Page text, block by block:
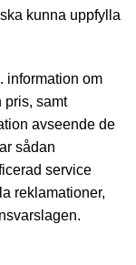
kunna uppfylla
information om
pris, samt
avseende de
sådan
service
reklamationer,